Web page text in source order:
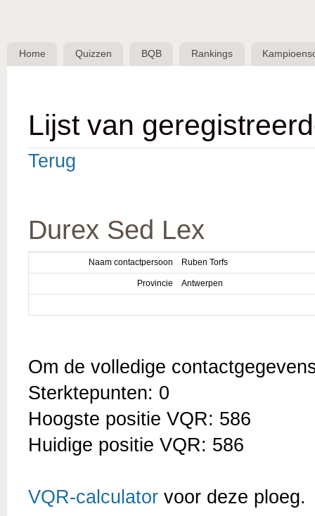
Belgische
QuizBond
Home Quizzen BQB Rankings
Lijst van
Terug
Durex Sed Lex
Naam contactpersoon Ruben Torfs
Provincie Antwerpen
Om de volledige
Sterktepunten: 0
Hoogste positie VQR: 586
Huidige positie VQR: 586
VQR-calculator voor deze ploeg.